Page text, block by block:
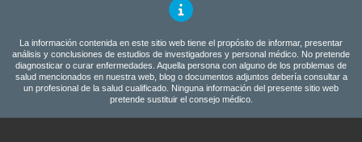
La información contenida en este sitio web tiene el propósito de informar, presentar
análisis y conclusiones de estudios de investigadores y personal médico. No pretende
diagnosticar o curar enfermedades. Aquella persona con alguno de los problemas de
salud mencionados en nuestra web, blog o documentos adjuntos debería consultar a
un profesional de la salud cualificado. Ninguna información del presente sitio web
pretende sustituir el consejo médico.